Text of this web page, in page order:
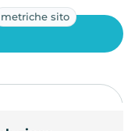
metriche sito